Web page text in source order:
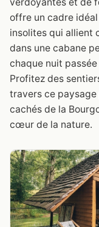
offre un cadre
insolites qui allient
dans une cabane
chaque nuit
Profitez des
travers ce
cachés de la
cœur de la nature.